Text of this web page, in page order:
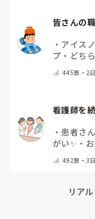
皆さんの
・ アイス
プ ・ どち
445票・ 2
看護師を
・ 患者さ
がい✨ ・
教えてくだ
492票・3
リア